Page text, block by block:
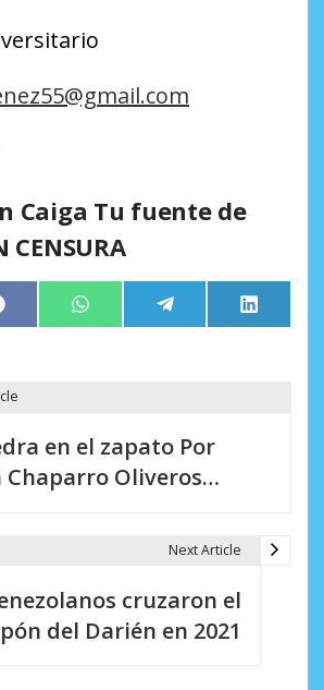
Caiga Tu fuente de
Compartir
en
Facebook Compartir
en
WhatsApp Compartir
en
Telegram
en
LinkedIn
en el zapato Por
Chaparro Oliveros…
Next Article
cruzaron el
del Darién en 2021